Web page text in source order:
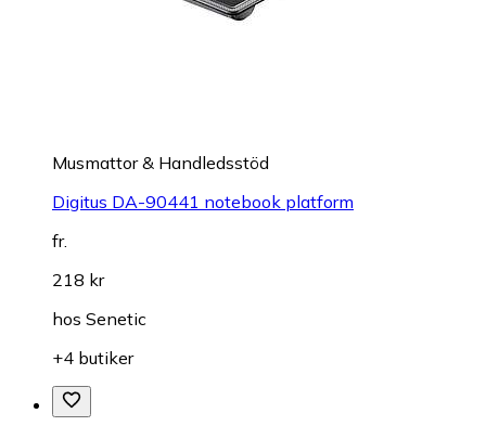
Musmattor & Handledsstöd
Digitus DA-90441 notebook platform
fr.
218 kr
hos Senetic
+4 butiker